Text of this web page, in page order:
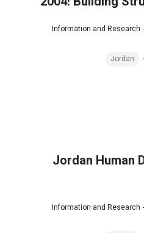
Information and Research
Jordan
Jordan Human
Information and Research